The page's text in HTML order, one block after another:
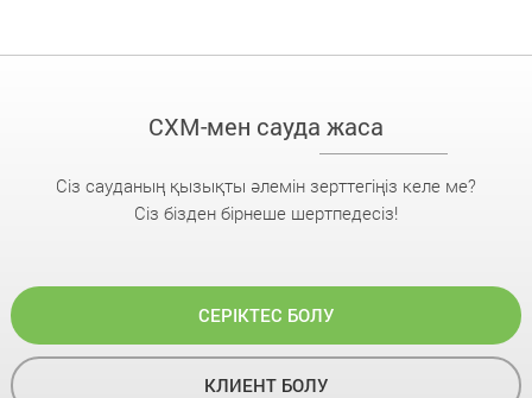
CXM-мен сауда жаса
Сіз сауданың қызықты әлемін зерттегіңіз келе ме?
Сіз бізден бірнеше шертпедесіз!
СЕРІКТЕС БОЛУ
КЛИЕНТ БОЛУ